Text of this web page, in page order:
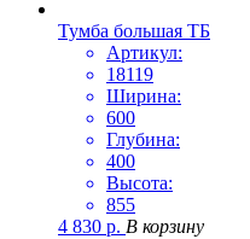
Тумба большая ТБ
Артикул:
18119
Ширина:
600
Глубина:
400
Высота:
855
4 830 р. В корзину